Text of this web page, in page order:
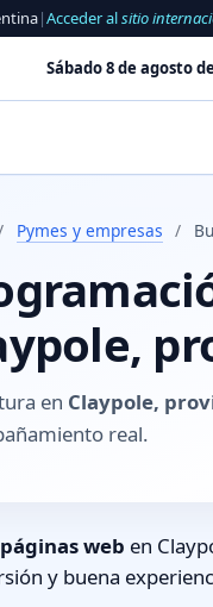
|Acceder alsitio
Sábado 8 de agosto
Pymes y empresas /
en Claypole,
real.
web en
y buena